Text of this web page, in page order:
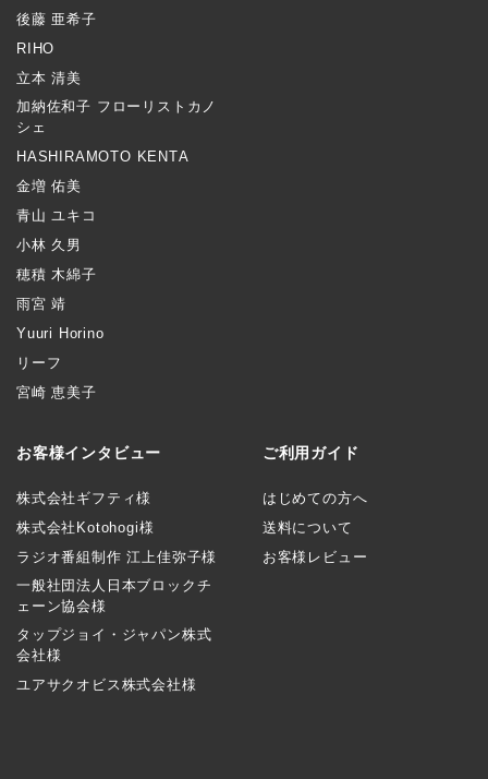
後藤 亜希子
RIHO
立本 清美
加納佐和子 フローリストカノ
シェ
HASHIRAMOTO KENTA
金増 佑美
青山 ユキコ
小林 久男
穂積 木綿子
雨宮 靖
Yuuri Horino
リーフ
宮崎 恵美子
お客様インタビュー
株式会社ギフティ様
株式会社Kotohogi様
ラジオ番組制作 江上佳弥子様
一般社団法人日本ブロックチ
ェーン協会様
タップジョイ・ジャパン株式
会社様
ユアサクオビス株式会社様
ご利用ガイド
はじめての方へ
送料について
お客様レビュー